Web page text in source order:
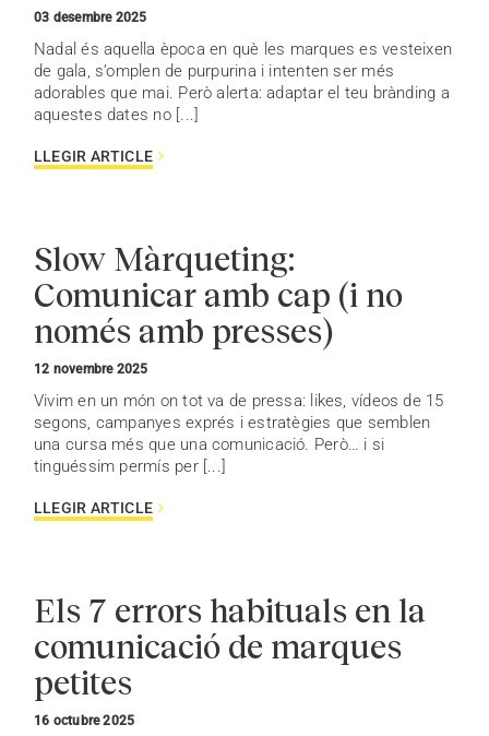
03 desembre 2025
Nadal és aquella època en què les marques es vesteixen
de gala, s’omplen de purpurina i intenten ser més
adorables que mai. Però alerta: adaptar el teu brànding a
aquestes dates no [...]
LLEGIR ARTICLE
Slow Màrqueting:
Comunicar amb cap (i no
només amb presses)
12 novembre 2025
Vivim en un món on tot va de pressa: likes, vídeos de 15
segons, campanyes exprés i estratègies que semblen
una cursa més que una comunicació. Però… i si
tinguéssim permís per [...]
LLEGIR ARTICLE
Els 7 errors habituals en la
comunicació de marques
petites
16 octubre 2025